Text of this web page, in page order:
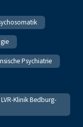
Psychiatrie
Klinik Bedburg-